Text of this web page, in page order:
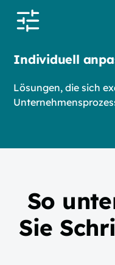
Individuell
Lösungen, die sich
So
Sie